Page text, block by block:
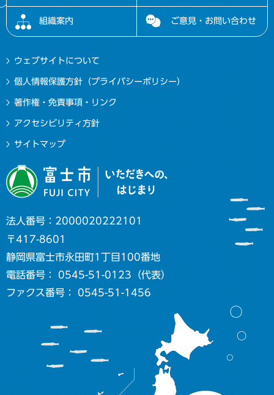
組織案内 ご意見・お問い合わせ
ウェブサイトについて
個人情報保護方針（プライバシーポリシー）
著作権・免責事項・リンク
アクセシビリティ方針
サイトマップ
法人番号：2000020222101
〒417-8601
静岡県富士市永田町1丁目100番地
電話番号： 0545-51-0123（代表）
ファクス番号： 0545-51-1456